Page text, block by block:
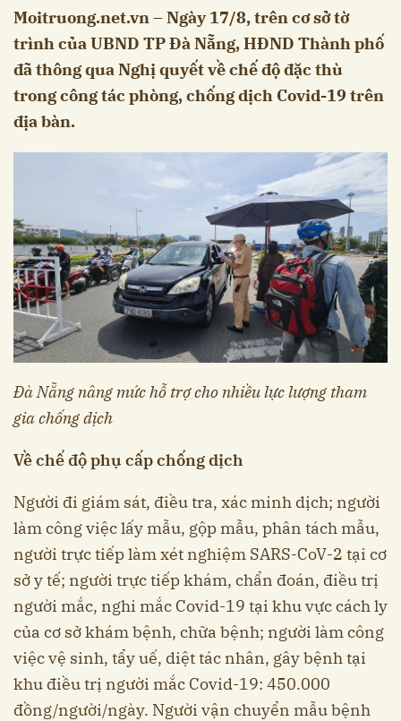
Moitruong.net.vn – Ngày 17/8, trên cơ sở tờ
trình của UBND TP Đà Nẵng, HĐND Thành phố
đã thông qua Nghị quyết về chế độ đặc thù
trong công tác phòng, chống dịch Covid-19 trên
địa bàn.
Đà Nẵng nâng mức hỗ trợ cho nhiều lực lượng tham
gia chống dịch
Về chế độ phụ cấp chống dịch
Người đi giám sát, điều tra, xác minh dịch; người
làm công việc lấy mẫu, gộp mẫu, phân tách mẫu,
người trực tiếp làmxét nghiệm SARS-CoV-2 tại cơ
sở y tế; người trực tiếp khám, chẩn đoán, điều trị
người mắc, nghi mắc Covid-19 tại khu vực cách ly
của cơ sở khám bệnh, chữa bệnh; người làm công
việc vệ sinh, tẩy uế, diệt tác nhân, gây bệnh tại
khu điều trị người mắc Covid-19: 450.000
đồng/người/ngày. Người vận chuyển mẫu bệnh